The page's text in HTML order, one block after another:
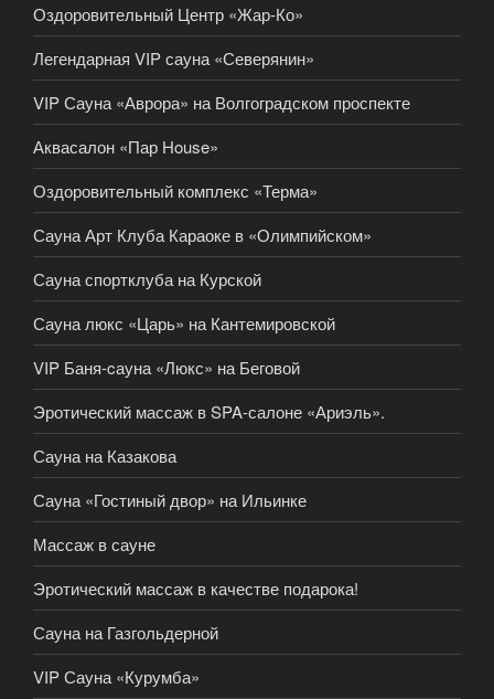
Оздоровительный Центр «Жар-Ко»
Легендарная VIP сауна «Северянин»
VIP Сауна «Аврора» на Волгоградском проспекте
Аквасалон «Пар House»
Оздоровительный комплекс «Терма»
Сауна Арт Клуба Караоке в «Олимпийском»
Сауна спортклуба на Курской
Сауна люкс «Царь» на Кантемировской
VIP Баня-cауна «Люкс» на Беговой
Эротический массаж в SPA-салоне «Ариэль».
Сауна на Казакова
Сауна «Гостиный двор» на Ильинке
Массаж в сауне
Эротический массаж в качестве подарока!
Сауна на Газгольдерной
VIP Сауна «Курумба»